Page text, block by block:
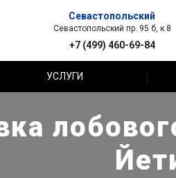
Севастопольский
Севастопольский пр. 95 б, к.8
+7 (499) 460-69-84
УСЛУГИ